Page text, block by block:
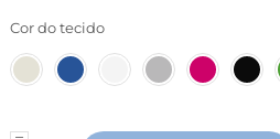
Cor do tecido